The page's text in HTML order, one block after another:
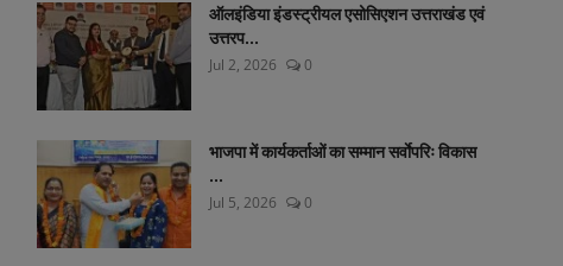
ऑलइंडिया इंडस्ट्रीयल एसोसिएशन उत्तराखंड एवं
उत्तरप...
Jul 2, 2026
0
भाजपा में कार्यकर्ताओं का सम्मान सर्वाेपरिः विकास
...
Jul 5, 2026
0